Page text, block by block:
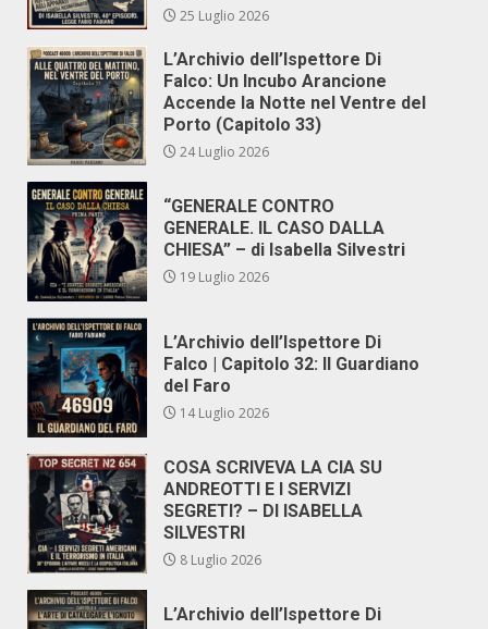
25 Luglio 2026
L’Archivio dell’Ispettore Di
Falco: Un Incubo Arancione
Accende la Notte nel Ventre del
Porto (Capitolo 33)
24 Luglio 2026
“GENERALE CONTRO
GENERALE. IL CASO DALLA
CHIESA” – di Isabella Silvestri
19 Luglio 2026
L’Archivio dell’Ispettore Di
Falco | Capitolo 32: Il Guardiano
del Faro
14 Luglio 2026
COSA SCRIVEVA LA CIA SU
ANDREOTTI E I SERVIZI
SEGRETI? – DI ISABELLA
SILVESTRI
8 Luglio 2026
L’Archivio dell’Ispettore Di